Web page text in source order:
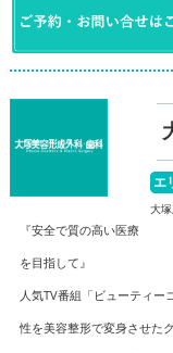
エ
大
『安全で質の高い医療
を目指して』
人気TV番組「ビューティ
性を美容整形で変身させた